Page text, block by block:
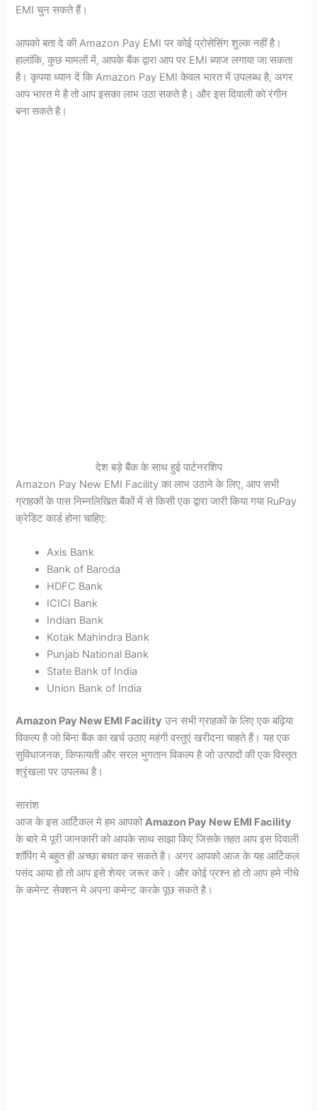
EMI चुन सकते हैं।
आपको बता दे की Amazon Pay EMI पर कोई प्रोसेसिंग शुल्क नहीं है।
हालांकि, कुछ मामलों में, आपके बैंक द्वारा आप पर EMI ब्याज लगाया जा सकता
है। कृपया ध्यान दें कि Amazon Pay EMI केवल भारत में उपलब्ध है, अगर
आप भारत मे है तो आप इसका लाभ उठा सकते है। और इस दिवाली को रंगीन
बना सकते है।
देश बड़े बैंक के साथ हुई पार्टनरशिप
Amazon Pay New EMI Facility का लाभ उठाने के लिए, आप सभी
ग्राहकों के पास निम्नलिखित बैंकों में से किसी एक द्वारा जारी किया गया RuPay
क्रेडिट कार्ड होना चाहिए:
Axis Bank
Bank of Baroda
HDFC Bank
ICICI Bank
Indian Bank
Kotak Mahindra Bank
Punjab National Bank
State Bank of India
Union Bank of India
Amazon Pay New EMI Facility उन सभी ग्राहकों के लिए एक बढ़िया
विकल्प है जो बिना बैंक का खर्च उठाए महंगी वस्तुएं खरीदना चाहते हैं। यह एक
सुविधाजनक, किफायती और सरल भुगतान विकल्प है जो उत्पादों की एक विस्तृत
श्रृंखला पर उपलब्ध है।
सारांश
आज के इस आर्टिकल मे हम आपकोAmazon Pay New EMI Facility
के बारे मे पूरी जानकारी को आपके साथ साझा किए जिसके तहत आप इस दिवाली
शॉपिंग मे बहुत ही अच्छा बचत कर सकते है। अगर आपको आज के यह आर्टिकल
पसंद आया हो तो आप इसे शेयर जरूर करे। और कोई प्रश्न हो तो आप हमे नीचे
के कमेन्ट सेक्शन मे अपना कमेन्ट करके पूछ सकते है।